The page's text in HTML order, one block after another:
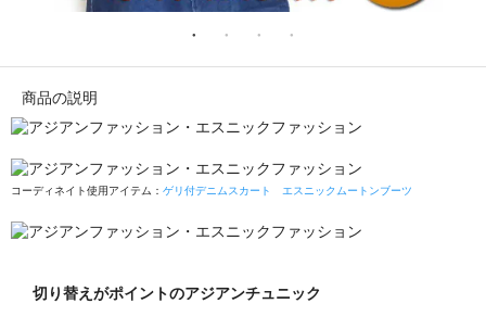
商品の説明
コーディネイト使用アイテム： ゲリ付デニムスカート エスニックムートンブーツ
切り替えがポイントのアジアンチュニック